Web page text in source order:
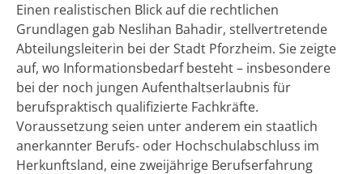
Einen realistischen Blick auf die rechtlichen
Grundlagen gab Neslihan Bahadir, stellvertretende
Abteilungsleiterin bei der Stadt Pforzheim. Sie zeigte
auf, wo Informationsbedarf besteht – insbesondere
bei der noch jungen Aufenthaltserlaubnis für
berufspraktisch qualifizierte Fachkräfte.
Voraussetzung seien unter anderem ein staatlich
anerkannter Berufs- oder Hochschulabschluss im
Herkunftsland, eine zweijährige Berufserfahrung